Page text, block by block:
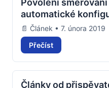
Povolení
automatické
📄 Článek • 7. února 2019
Přečíst
Články od